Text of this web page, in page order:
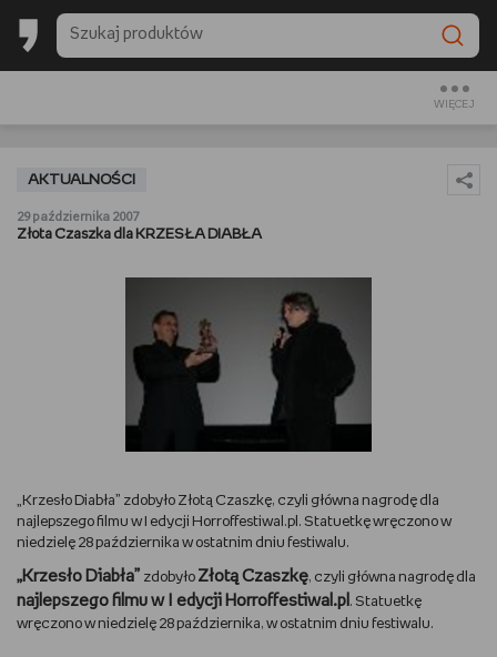
WIĘCEJ
BACK TO SCHOOL
SŁUCHAM
BACK TO SCHOOL
PREZENTOWNIKI
DBAM O URODĘ
TRENUJĘ
AKTUALNOŚCI
29 października 2007
Złota Czaszka dla KRZESŁA DIABŁA
„Krzesło Diabła” zdobyło Złotą Czaszkę, czyli główna nagrodę dla
najlepszego filmu w I edycji Horroffestiwal.pl. Statuetkę wręczono w
niedzielę 28 października w ostatnim dniu festiwalu.
„Krzesło Diabła” zdobyło Złotą Czaszkę, czyli główna nagrodę dla
najlepszego filmu w I edycji Horroffestiwal.pl . Statuetkę
wręczono w niedzielę 28 października, w ostatnim dniu festiwalu.